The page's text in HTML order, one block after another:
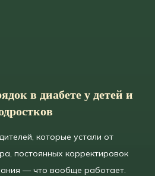
в диабете у детей и
которые устали от
постоянных корректировок
— что вообще работает.